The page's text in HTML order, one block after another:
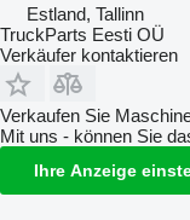
Estland, Tallinn
TruckParts Eesti OÜ
Verkäufer kontaktieren
Verkaufen Sie
Mit uns - können Sie
Ihre Anzeige